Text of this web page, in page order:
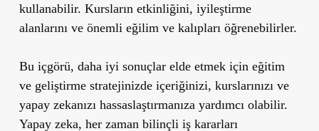
kullanabilir. Kursların etkinliğini, iyileştirme
alanlarını ve önemli eğilim ve kalıpları öğrenebilirler.
Bu içgörü, daha iyi sonuçlar elde etmek için eğitim
ve geliştirme stratejinizde içeriğinizi, kurslarınızı ve
yapay zekanızı hassaslaştırmanıza yardımcı olabilir.
Yapay zeka, her zaman bilinçli iş kararları